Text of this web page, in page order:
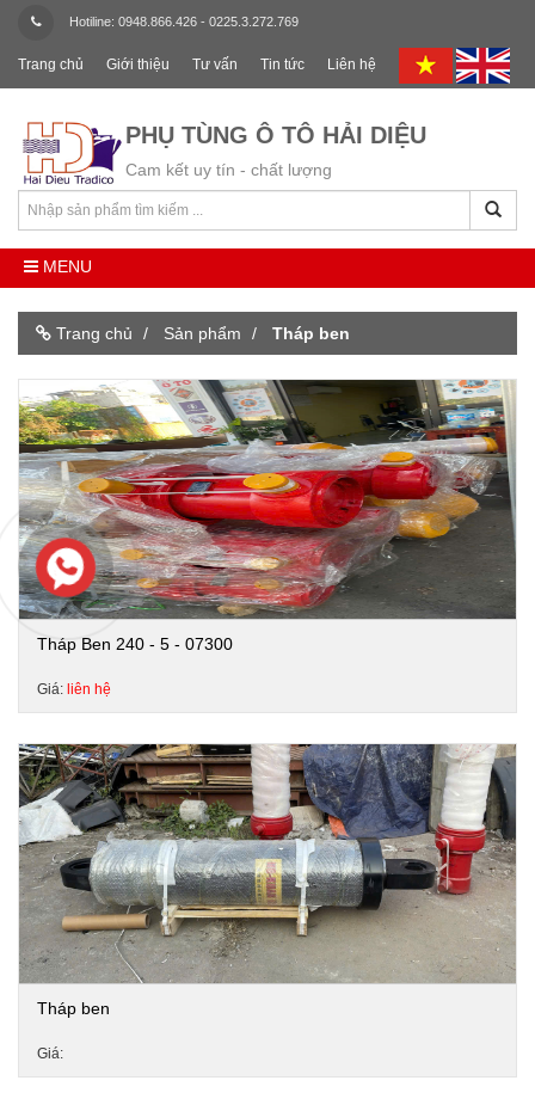
Hotiline: 0948.866.426 - 0225.3.272.769
Trang chủ Giới thiệu Tư vấn Tin tức Liên hệ
PHỤ TÙNG Ô TÔ HẢI DIỆU
Cam kết uy tín - chất lượng
MENU
Trang chủ Sản phẩm Tháp ben
Tháp Ben 240 - 5 - 07300
Giá: liên hệ
Tháp ben
Giá: